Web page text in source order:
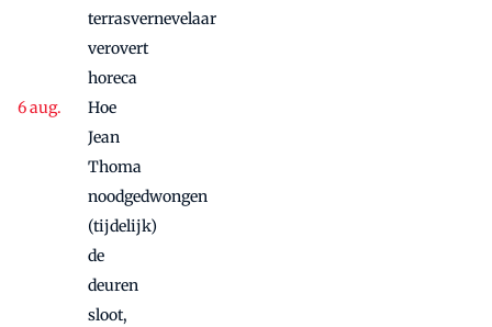
maandje
terrasvernevelaar
verovert
horeca
Hoe
Jean
Thoma
noodgedwongen
(tijdelijk)
de
deuren
sloot,